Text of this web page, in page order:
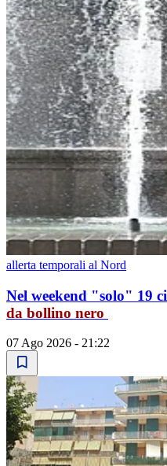
allerta temporali al Nord
Nel weekend "solo" 19
da bollino nero
07 Ago 2026 - 21:22